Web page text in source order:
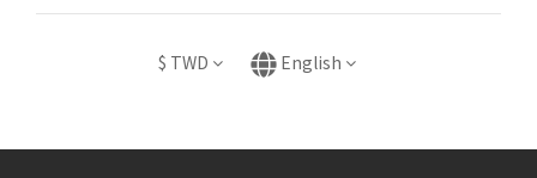
$ TWD English